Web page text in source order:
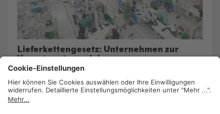
Lieferkettengesetz: Unternehmen zur
Verantwortung ziehen
16. Februar 2021/Barbara Lavaud
T-Shirts für 2 Euro 90 und Billigelektronik haben
einen Preis – den zahlen jene Menschen, die in